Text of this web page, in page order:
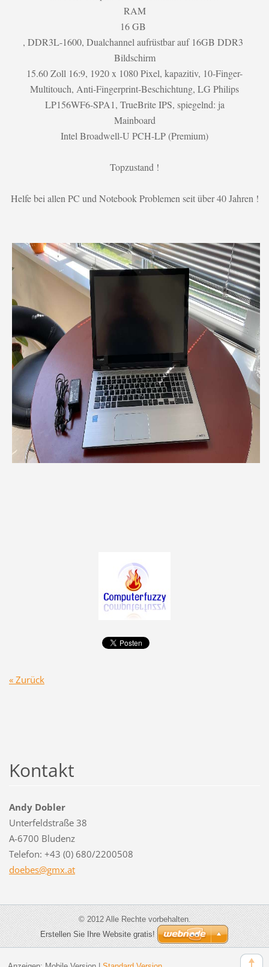
RAM
16 GB
, DDR3L-1600, Dualchannel aufrüstbar auf 16GB DDR3
Bildschirm
15.60 Zoll 16:9, 1920 x 1080 Pixel, kapazitiv, 10-Finger-
Multitouch, Anti-Fingerprint-Beschichtung, LG Philips
LP156WF6-SPA1, TrueBrite IPS, spiegelnd: ja
Mainboard
Intel Broadwell-U PCH-LP (Premium)
Topzustand !
Helfe bei allen PC und Notebook Problemen seit über 40 Jahren !
« Zurück
Kontakt
Andy Dobler
Unterfeldstraße 38
A-6700 Bludenz
Telefon: +43 (0) 680/2200508
doebes@gmx.at
© 2012 Alle Rechte vorbehalten.
Erstellen Sie Ihre Website gratis!